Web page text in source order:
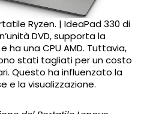
Ryzen. | IdeaPad 330 di
DVD, supporta la
ha una CPU AMD. Tuttavia,
stati tagliati per un costo
Questo ha influenzato la
e la visualizzazione.